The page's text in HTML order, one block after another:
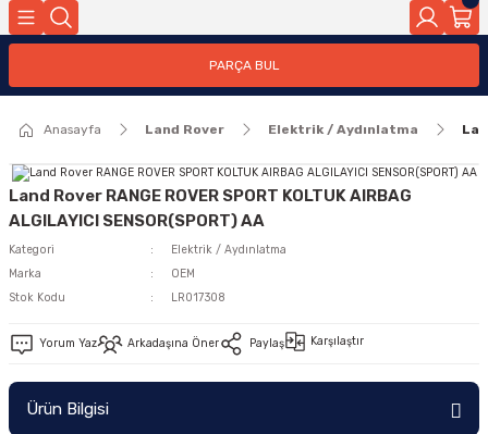
PARÇA BUL
Anasayfa Land Rover Elektrik / Aydınlatma
Land Rover RANGE ROVER SPORT KOLTUK AIRBAG
ALGILAYICI SENSOR(SPORT) AA
Kategori
Elektrik / Aydınlatma
Marka
OEM
Stok Kodu
LR017308
Yorum Yaz Arkadaşına Öner Paylaş Karşılaştır
Ürün Bilgisi